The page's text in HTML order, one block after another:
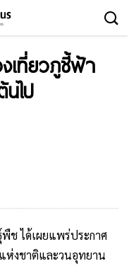
เที่ยวภู​ชี้​ฟ้า
ไป​
ช​ ได้เผยแพร่​ประกาศ
ห่งชาติ​และวนอุทยาน